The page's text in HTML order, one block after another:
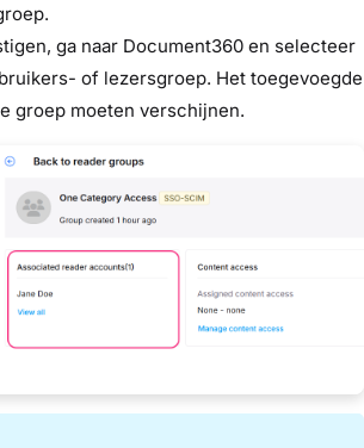
ga naar Document360 en selecteer
of lezersgroep. Het toegevoegde
groep moeten verschijnen.